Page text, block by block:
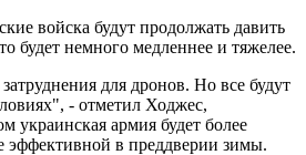
войска будут продолжать давить
будет немного медленнее и тяжелее.
для дронов. Но все будут
- отметил Ходжес,
украинская армия будет более
эффективной в преддверии зимы.